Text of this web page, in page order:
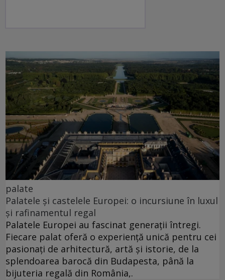
palate
Palatele și castelele Europei: o incursiune în luxul
și rafinamentul regal
Palatele Europei au fascinat generații întregi.
Fiecare palat oferă o experiență unică pentru cei
pasionați de arhitectură, artă și istorie, de la
splendoarea barocă din Budapesta, până la
bijuteria regală din România,.